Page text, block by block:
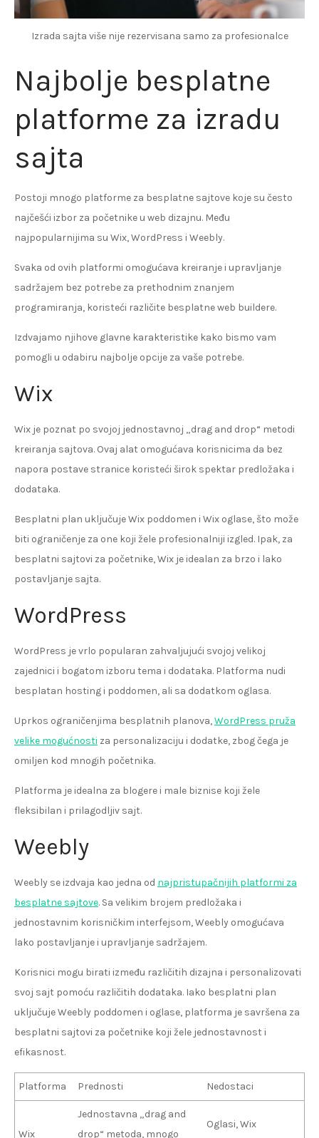
Izrada sajta više nije rezervisana samo za profesionalce
Najbolje besplatne
platforme za izradu
sajta
Postoji mnogo platforme za besplatne sajtove koje su često
najčešći izbor za početnike u web dizajnu. Među
najpopularnijima su Wix, WordPress i Weebly.
Svaka od ovih platformi omogućava kreiranje i upravljanje
sadržajem bez potrebe za prethodnim znanjem
programiranja, koristeći različite besplatne web buildere.
Izdvajamo njihove glavne karakteristike kako bismo vam
pomogli u odabiru najbolje opcije za vaše potrebe.
Wix
Wix je poznat po svojoj jednostavnoj „drag and drop“ metodi
kreiranja sajtova. Ovaj alat omogućava korisnicima da bez
napora postave stranice koristeći širok spektar predložaka i
dodataka.
Besplatni plan uključuje Wix poddomen i Wix oglase, što može
biti ograničenje za one koji žele profesionalniji izgled. Ipak, za
besplatni sajtovi za početnike, Wix je idealan za brzo i lako
postavljanje sajta.
WordPress
WordPress je vrlo popularan zahvaljujući svojoj velikoj
zajednici i bogatom izboru tema i dodataka. Platforma nudi
besplatan hosting i poddomen, ali sa dodatkom oglasa.
Uprkos ograničenjima besplatnih planova,WordPress pruža
velike mogućnosti za personalizaciju i dodatke, zbog čega je
omiljen kod mnogih početnika.
Platforma je idealna za blogere i male biznise koji žele
fleksibilan i prilagodljiv sajt.
Weebly
Weebly se izdvaja kao jedna od najpristupačnijih platformi za
besplatne sajtove. Sa velikim brojem predložaka i
jednostavnim korisničkim interfejsom, Weebly omogućava
lako postavljanje i upravljanje sadržajem.
Korisnici mogu birati između različitih dizajna i personalizovati
svoj sajt pomoću različitih dodataka. Iako besplatni plan
uključuje Weebly poddomen i oglase, platforma je savršena za
besplatni sajtovi za početnike koji žele jednostavnost i
efikasnost.
Platforma Prednosti Nedostaci
Wix
Jednostavna „drag and
drop“ metoda, mnogo
Oglasi, Wix